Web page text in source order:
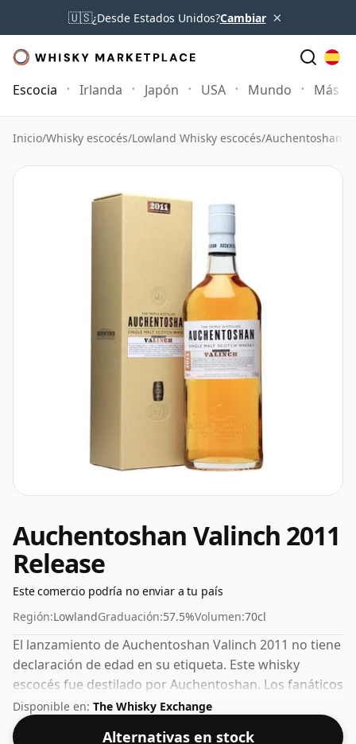
🇺🇸¿Desde Estados Unidos?Cambiar ×
Escocia Irlanda Japón USA Mundo Más
Inicio/Whisky escocés/Lowland Whisky escocés/Auchentoshan
Auchentoshan Valinch 2011
Release
Este comercio podría no enviar a tu país
Región:LowlandGraduación:57.5%Volumen:70cl
El lanzamiento de Auchentoshan Valinch 2011 no tiene
declaración de edad en su etiqueta. Este whisky
escocés fue destilado por Auchentoshan. Los fanáticos
de los whiskies de mayor graduación no se sentirán
decepcionados con este embotellado que tiene un
Disponible en: The Whisky Exchange
Alternativas en stock